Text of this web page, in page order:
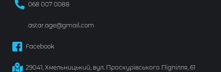
068 007 0088
astar.age@gmail.com
Facebook
29041, Хмельницький, вул. Проскурівського Підпілля, 61